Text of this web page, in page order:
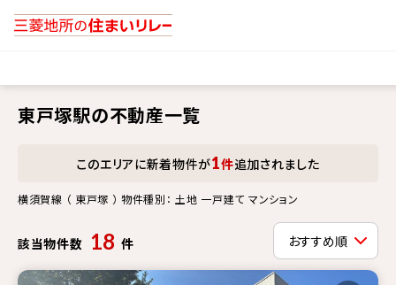
東戸塚駅の不動産一覧
このエリアに新着物件が1件追加されました
横須賀線 （ 東戸塚 ） 物件種別： 土地 一戸建て マンション
該当物件数 18 件